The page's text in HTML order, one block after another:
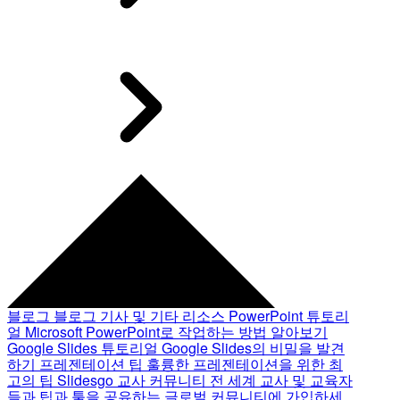
블로그 블로그 기사 및 기타 리소스 PowerPoint 튜토리
얼 Microsoft PowerPoint로 작업하는 방법 알아보기
Google Slides 튜토리얼 Google Slides의 비밀을 발견
하기 프레젠테이션 팁 훌륭한 프레젠테이션을 위한 최
고의 팁 Slidesgo 교사 커뮤니티 전 세계 교사 및 교육자